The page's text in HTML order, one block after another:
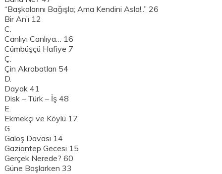
“Başkalarını Bağışla; Ama Kendini Asla!..” 26
Bir An’ı 12
C.
Canlıyı Canlıya… 16
Cümbüşçü Hafiye 7
Ç.
Çin Akrobatları 54
D.
Dayak 41
Disk – Türk – İş 48
E.
Ekmekçi ve Köylü 17
G.
Galoş Davası 14
Gaziantep Gecesi 15
Gerçek Nerede? 60
Güne Başlarken 33